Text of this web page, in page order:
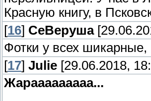
Красную книгу, в
[16] СеВеруша
Фотки у всех шикарные,
[17] Julie [29.06.2018,
Жарааааааааа...